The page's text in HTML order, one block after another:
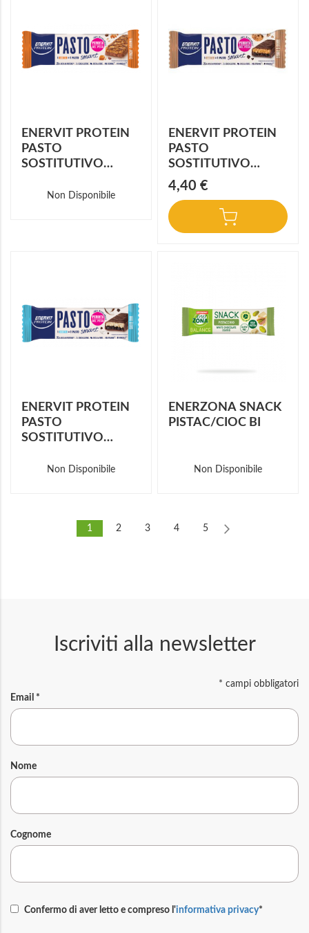
ENERVIT PROTEIN
PASTO
SOSTITUTIVO
CARAMEL 55 G
Non Disponibile
ENERVIT PROTEIN
PASTO
SOSTITUTIVO
COOKIE CHOKO 55
G
4,40 €
ENERVIT PROTEIN
PASTO
SOSTITUTIVO
Non Disponibile
ENERZONA SNACK
PISTAC/CIOC BI
Non Disponibile
1 2 3 4 5
Iscriviti alla newsletter
* campi obbligatori
Email *
Nome
Cognome
Confermo di aver letto e compreso l'informativa privacy*